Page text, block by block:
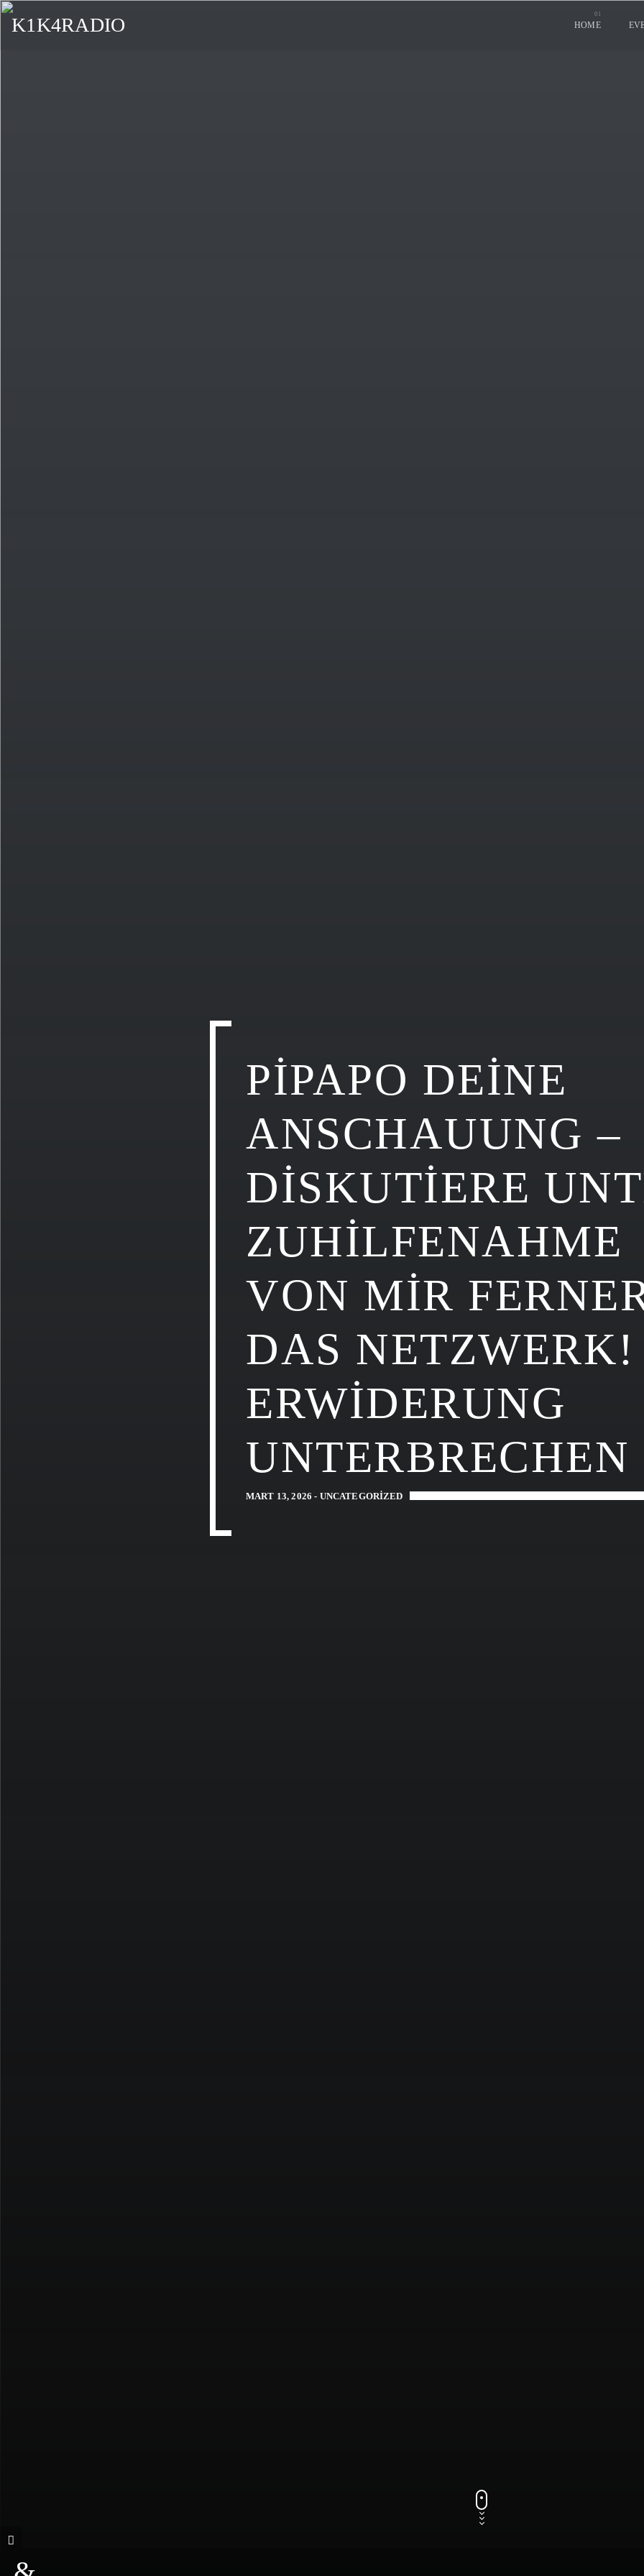
K1K4RADIO HOME
PIPAPO DEINE
ANSCHAUUNG –
DISKUTIERE
ZUHILFENAHME
VON MIR
DAS NETZWERK!
ERWIDERUNG
UNTERBRECHEN
MART 13, 2026 - UNCATEGORIZED